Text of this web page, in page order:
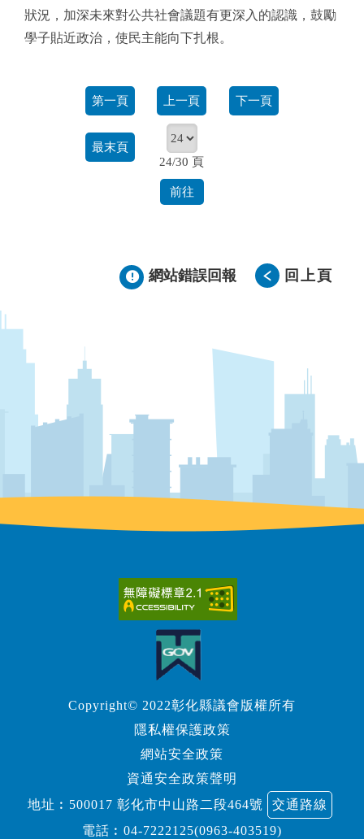
狀況，加深未來對公共社會議題有更深入的認識，鼓勵
學子貼近政治，使民主能向下扎根。
第一頁 上一頁 下一頁
最末頁
24/30 頁
前往
網站錯誤回報 回上頁
Copyright© 2022彰化縣議會版權所有
隱私權保護政策
網站安全政策
資通安全政策聲明
地址︰500017 彰化市中山路二段464號
交通路線
電話︰ 04-7222125(0963-403519)